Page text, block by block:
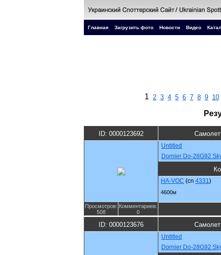
Главная Загрузить фото Новости Видео
1 2 3 4 5 6 7 8 9 10
ID: 0000123692
Untitled
Dornier Do-28G92
HA-VOC (cn 4331)
4600м
Просмотров:
508
Комментариев:
0
ID: 0000123676
Untitled
Dornier Do-28G92